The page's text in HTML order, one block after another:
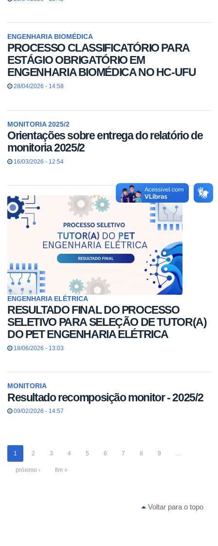
ENGENHARIA BIOMÉDICA
PROCESSO CLASSIFICATÓRIO PARA
ESTÁGIO OBRIGATÓRIO EM
ENGENHARIA BIOMÉDICA NO HC-UFU
28/04/2026 - 14:58
MONITORIA 2025/2
Orientações sobre entrega do relatório de
monitoria 2025/2
16/03/2026 - 12:54
ENGENHARIA ELÉTRICA
RESULTADO FINAL DO PROCESSO
SELETIVO PARA SELEÇÃO DE TUTOR(A)
DO PET ENGENHARIA ELÉTRICA
18/06/2026 - 13:03
MONITORIA
Resultado recomposição monitor - 2025/2
09/02/2026 - 14:57
1 2 3 4 5 6 7 8 9 …
próximo › fim »
Voltar para o topo